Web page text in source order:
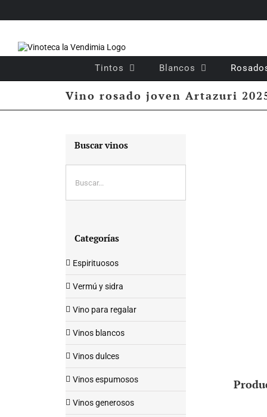
Tintos Blancos
Vino rosado joven Artazuri
Buscar vinos
Categorías
Espirituosos
Vermú y sidra
Vino para regalar
Vinos blancos
Vinos dulces
Vinos espumosos
Vinos generosos